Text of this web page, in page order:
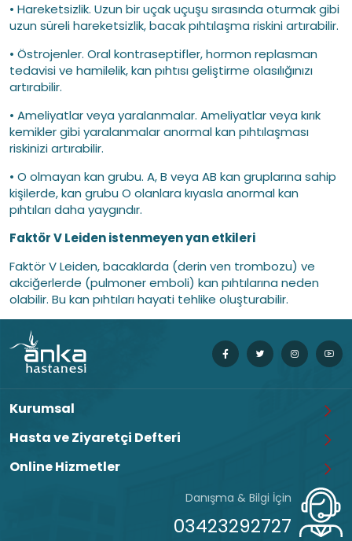
• Hareketsizlik. Uzun bir uçak uçuşu sırasında oturmak gibi
uzun süreli hareketsizlik, bacak pıhtılaşma riskini artırabilir.
• Östrojenler. Oral kontraseptifler, hormon replasman
tedavisi ve hamilelik, kan pıhtısı geliştirme olasılığınızı
artırabilir.
• Ameliyatlar veya yaralanmalar. Ameliyatlar veya kırık
kemikler gibi yaralanmalar anormal kan pıhtılaşması
riskinizi artırabilir.
• O olmayan kan grubu. A, B veya AB kan gruplarına sahip
kişilerde, kan grubu O olanlara kıyasla anormal kan
pıhtıları daha yaygındır.
Faktör V Leiden istenmeyen yan etkileri
Faktör V Leiden, bacaklarda (derin ven trombozu) ve
akciğerlerde (pulmoner emboli) kan pıhtılarına neden
olabilir. Bu kan pıhtıları hayati tehlike oluşturabilir.
Kurumsal
Hasta ve Ziyaretçi Defteri
Online Hizmetler
Danışma & Bilgi İçin
03423292727